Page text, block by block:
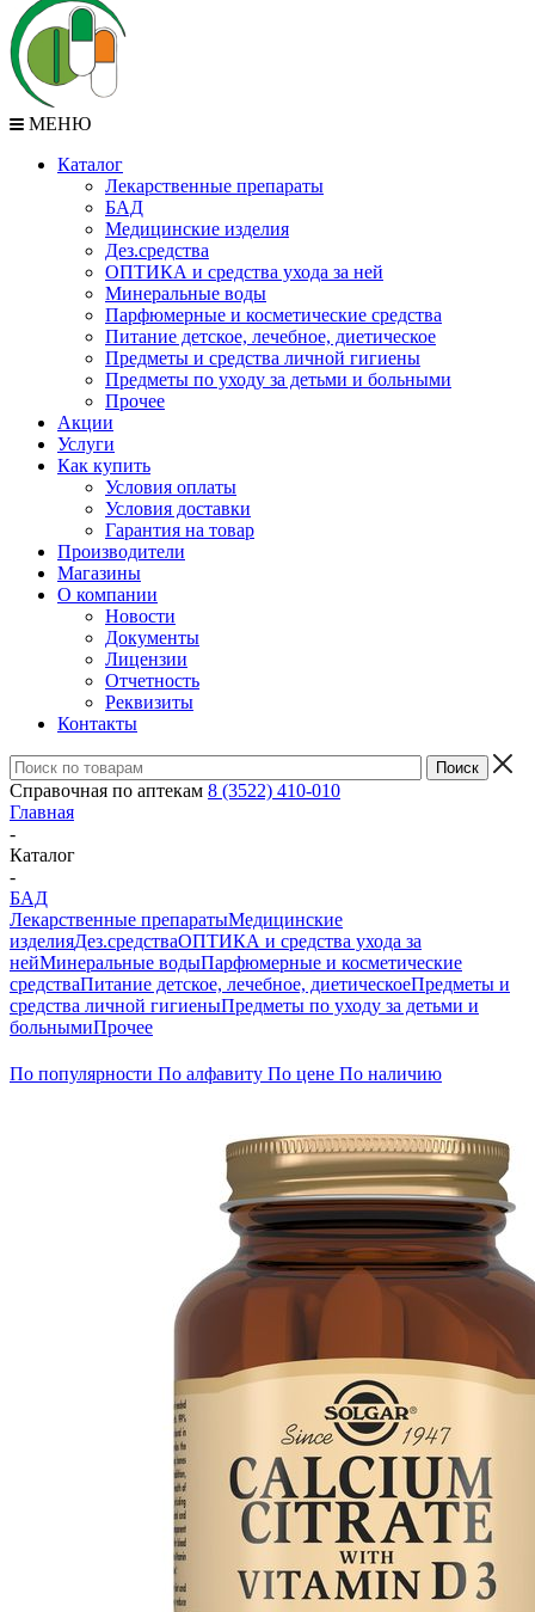
МЕНЮ
Каталог
Лекарственные препараты
БАД
Медицинские изделия
Дез.средства
ОПТИКА и средства ухода за ней
Минеральные воды
Парфюмерные и косметические средства
Питание детское, лечебное, диетическое
Предметы и средства личной гигиены
Предметы по уходу за детьми и больными
Прочее
Акции
Услуги
Как купить
Условия оплаты
Условия доставки
Гарантия на товар
Производители
Магазины
О компании
Новости
Документы
Лицензии
Отчетность
Реквизиты
Контакты
Справочная по аптекам 8 (3522) 410-010
Главная
-
Каталог
-
БАД
Лекарственные препаратыМедицинские
изделияДез.средстваОПТИКА и средства ухода за
нейМинеральные водыПарфюмерные и косметические
средстваПитание детское, лечебное, диетическоеПредметы и
средства личной гигиеныПредметы по уходу за детьми и
больнымиПрочее
По популярности По алфавиту По цене По наличию